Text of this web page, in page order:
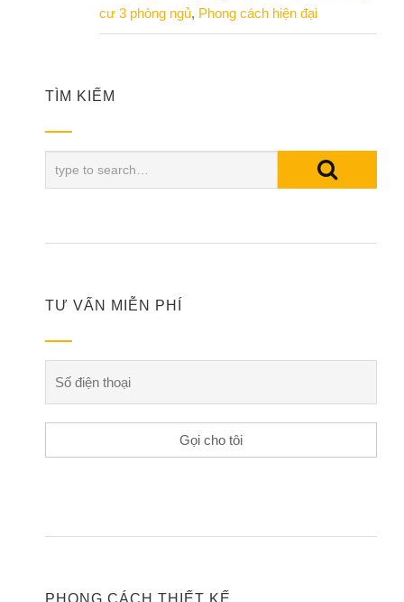
cư 3 phòng ngủ, Phong cách hiện đại
TÌM KIẾM
TƯ VẤN MIỄN PHÍ
PHONG CÁCH THIẾT KẾ